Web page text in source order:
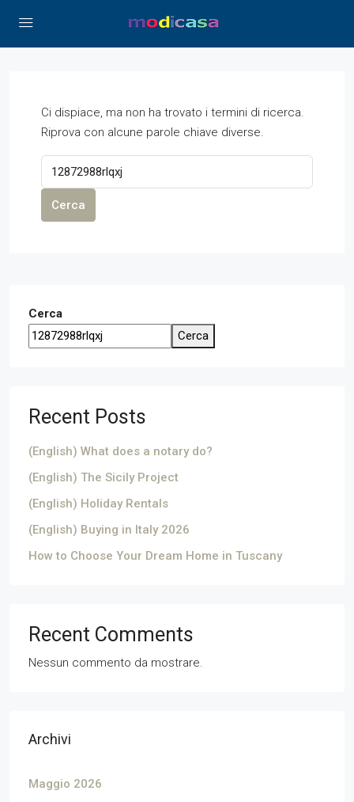
Ci dispiace, ma non ha trovato i termini di ricerca.
Riprova con alcune parole chiave diverse.
Cerca
Cerca
Cerca
Recent Posts
(English) What does a notary do?
(English) The Sicily Project
(English) Holiday Rentals
(English) Buying in Italy 2026
How to Choose Your Dream Home in Tuscany
Recent Comments
Nessun commento da mostrare.
Archivi
Maggio 2026